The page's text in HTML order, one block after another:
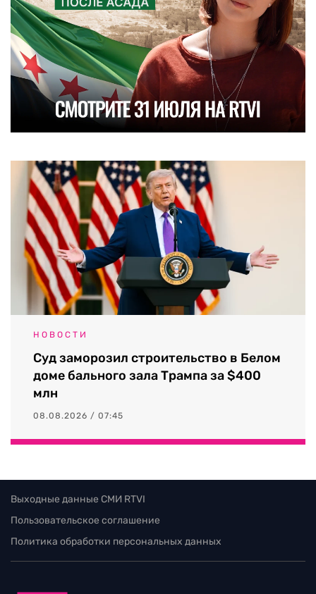
НОВОСТИ
Суд заморозил строительство в Белом
доме бального зала Трампа за $400
млн
08.08.2026 / 07:45
Выходные данные СМИ RTVI
Пользовательское соглашение
Политика обработки персональных данных